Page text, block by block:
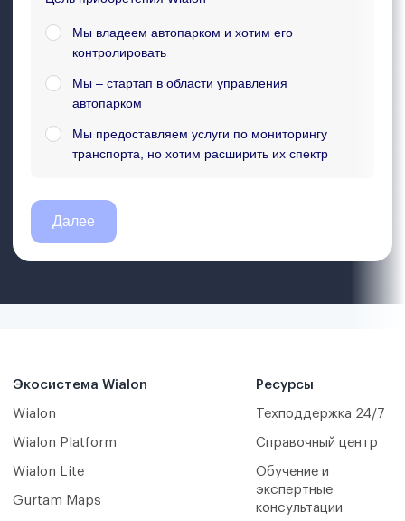
Экосистема Wialon
Wialon
Wialon Platform
Wialon Lite
Gurtam Maps
Ресурсы
Техподдержка 24/7
Справочный центр
Обучение и
экспертные
консультации